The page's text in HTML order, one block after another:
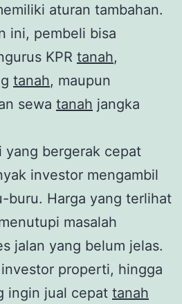
aturan tambahan.
ini, pembeli bisa
KPR tanah,
tanah, maupun
sewa tanah jangka
yang bergerak cepat
investor mengambil
buru. Harga yang terlihat
masalah
jalan yang belum jelas.
properti, hingga
ingin jual cepat tanah